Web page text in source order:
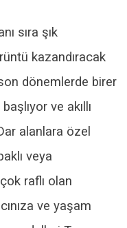
sıra şık
kazandıracak
dönemlerde birer
ve akıllı
alanlara özel
veya
raflı olan
ve yaşam